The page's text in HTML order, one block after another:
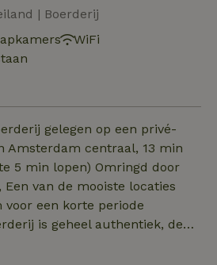
| Boerderij
WiFi
gelegen op een privé-
Amsterdam centraal, 13 min
5 min lopen) Omringd door
van de mooiste locaties
een korte periode
is geheel authentiek, de
jaren 70. Matrassen,